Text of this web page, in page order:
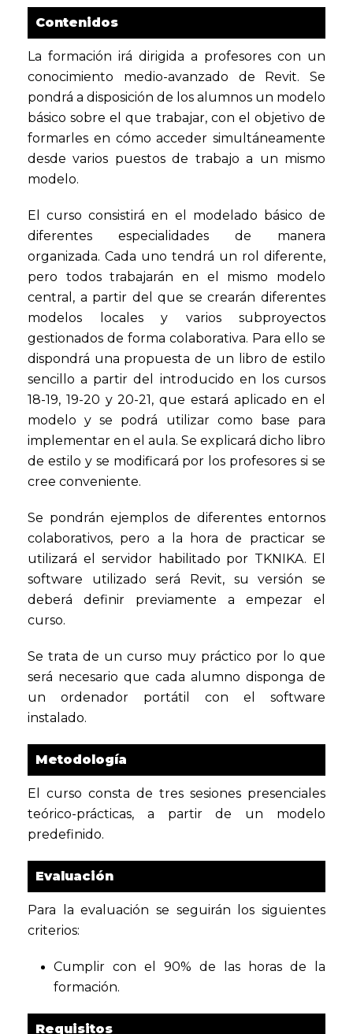
Contenidos
La formación irá dirigida a profesores con un
conocimiento medio-avanzado de Revit. Se
pondrá a disposición de los alumnos un modelo
básico sobre el que trabajar, con el objetivo de
formarles en cómo acceder simultáneamente
desde varios puestos de trabajo a un mismo
modelo.
El curso consistirá en el modelado básico de
diferentes especialidades de manera
organizada. Cada uno tendrá un rol diferente,
pero todos trabajarán en el mismo modelo
central, a partir del que se crearán diferentes
modelos locales y varios subproyectos
gestionados de forma colaborativa. Para ello se
dispondrá una propuesta de un libro de estilo
sencillo a partir del introducido en los cursos
18-19, 19-20 y 20-21, que estará aplicado en el
modelo y se podrá utilizar como base para
implementar en el aula. Se explicará dicho libro
de estilo y se modificará por los profesores si se
cree conveniente.
Se pondrán ejemplos de diferentes entornos
colaborativos, pero a la hora de practicar se
utilizará el servidor habilitado por TKNIKA. El
software utilizado será Revit, su versión se
deberá definir previamente a empezar el
curso.
Se trata de un curso muy práctico por lo que
será necesario que cada alumno disponga de
un ordenador portátil con el software
instalado.
Metodología
El curso consta de tres sesiones presenciales
teórico-prácticas, a partir de un modelo
predefinido.
Evaluación
Para la evaluación se seguirán los siguientes
criterios:
Cumplir con el 90% de las horas de la
formación.
Requisitos